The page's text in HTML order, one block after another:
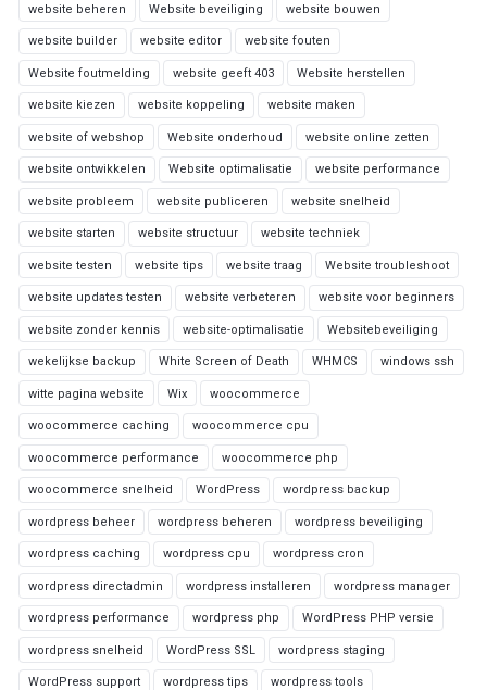
website beheren Website beveiliging website bouwen
website builder website editor website fouten
Website foutmelding website geeft 403 Website herstellen
website kiezen website koppeling website maken
website of webshop Website onderhoud website online zetten
website ontwikkelen Website optimalisatie website performance
website probleem website publiceren website snelheid
website starten website structuur website techniek
website testen website tips website traag Website troubleshoot
website updates testen website verbeteren website voor beginners
website zonder kennis website-optimalisatie Websitebeveiliging
wekelijkse backup White Screen of Death WHMCS windows ssh
witte pagina website Wix woocommerce
woocommerce caching woocommerce cpu
woocommerce performance woocommerce php
woocommerce snelheid WordPress wordpress backup
wordpress beheer wordpress beheren wordpress beveiliging
wordpress caching wordpress cpu wordpress cron
wordpress directadmin wordpress installeren wordpress manager
wordpress performance wordpress php WordPress PHP versie
wordpress snelheid WordPress SSL wordpress staging
WordPress support wordpress tips wordpress tools